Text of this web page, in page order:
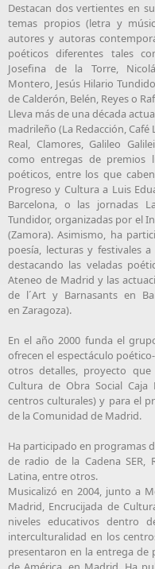
Destacan dos vertientes en
temas propios (letra y
autores y autoras
poéticos diferentes tales
Josefina de la Torre,
Montero, Jesús Hilario
de Calderón, Belén, Reyes o
Lleva más de una década
madrileño (La Redacción, Café
Real, Clamores, Galileo
como entregas de premios
poéticos, entre los que
Progreso y Cultura a Luis
Barcelona, o las jornadas
Tundidor, organizadas por el
(Zamora). Asimismo, ha
poesía, lecturas y festivales
destacando las veladas
Ateneo de Madrid y las
de l´Art y Barnasants en
en Zaragoza).
En el año 2000 funda el
ofrecen el espectáculo
otros detalles, proyecto que
Cultura de Obra Social
centros culturales) y para el
de la Comunidad de Madrid.
Ha participado en programas
de radio de la Cadena SER,
Latina, entre otros.
Musicalizó en 2004, junto a
Madrid, Encrucijada de
niveles educativos dentro
interculturalidad en los
presentaron en la entrega de